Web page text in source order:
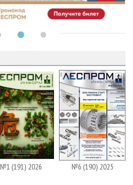
№1 (191) 2026 №6 (190) 2025